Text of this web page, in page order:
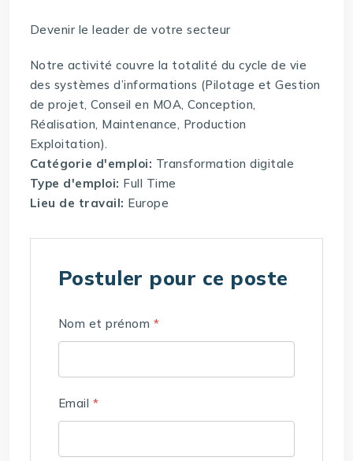
Devenir le leader de votre secteur
Notre activité couvre la totalité du cycle de vie
des systèmes d’informations (Pilotage et Gestion
de projet, Conseil en MOA, Conception,
Réalisation, Maintenance, Production
Exploitation).
Catégorie d'emploi: Transformation digitale
Type d'emploi: Full Time
Lieu de travail: Europe
Postuler pour ce poste
Nom et prénom *
Email *